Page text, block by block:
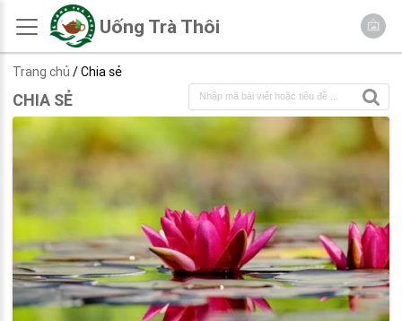
Uống Trà Thôi
Trang chủ / Chia sẻ
CHIA SẺ